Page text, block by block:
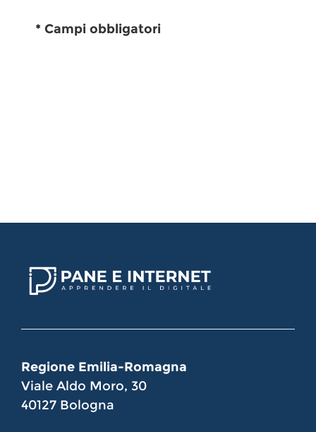
* Campi obbligatori
Regione Emilia-Romagna
Viale Aldo Moro, 30
40127 Bologna